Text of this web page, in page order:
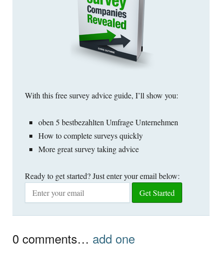
With this free survey advice guide, I’ll show you:
oben 5 bestbezahlten Umfrage Unternehmen
How to complete surveys quickly
More great survey taking advice
Ready to get started?Just enter your email below:
0 comments… add one